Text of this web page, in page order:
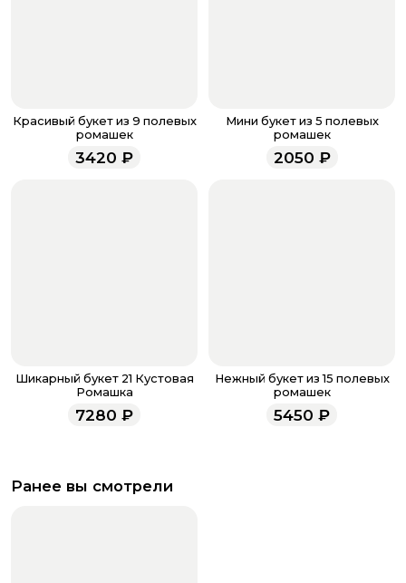
звоните по номеру телефона
8 (927) 936-71-86
напишите WhatsApp
+7 937 333-66-53. Наши
менеджеры работают ежедневно с 9.00 до 23.00 и
всегда рады проконсультировать вас.
Красивый букет из 9 полевых
ромашек
3420 ₽
Мини букет из 5 полевых
ромашек
2050 ₽
Шикарный букет 21 Кустовая
Ромашка
7280 ₽
Нежный букет из 15 полевых
ромашек
5450 ₽
Ранее вы смотрели